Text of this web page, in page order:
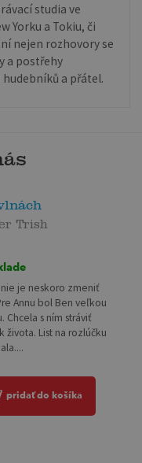
studia ve
Yorku a Tokiu, či
nejen rozhovory se
a postřehy
a přátel.
Trish
nie je neskoro zmeniť
Annu bol Ben veľkou
Chcela s ním stráviť
života. List na rozlúčku
pridať do košíka